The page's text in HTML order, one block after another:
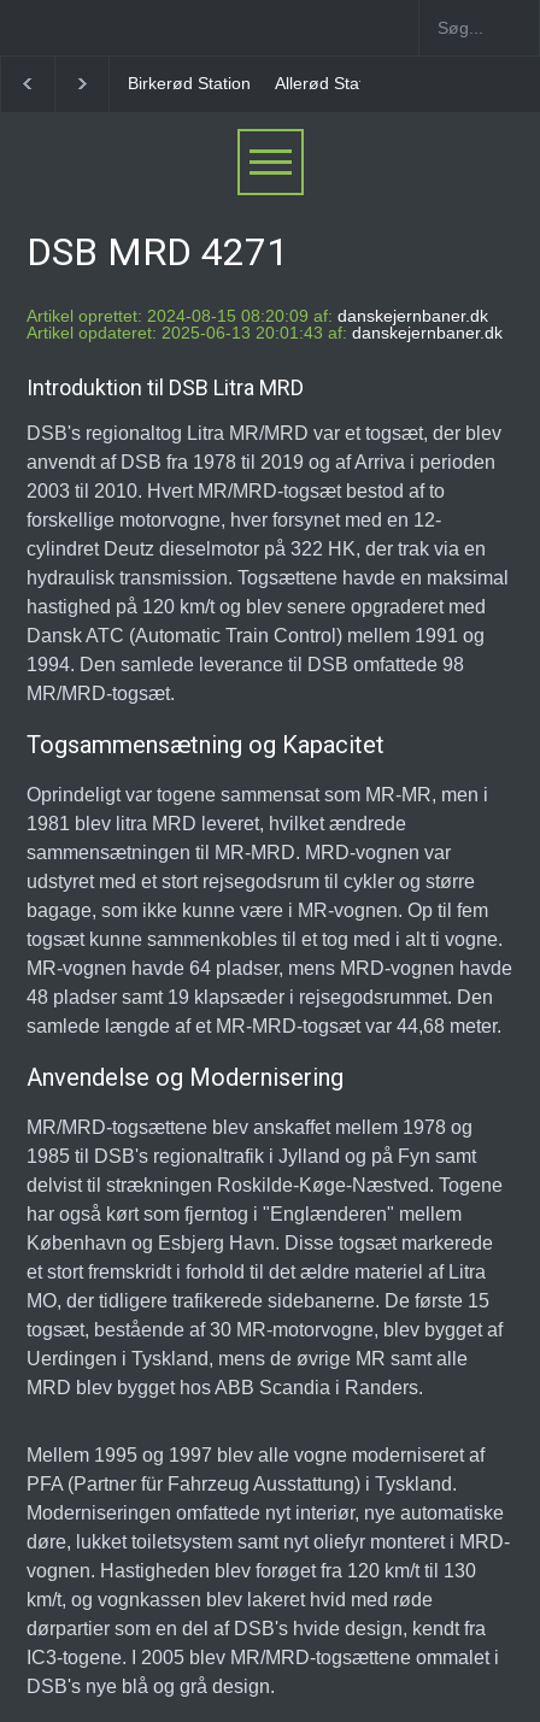
Birkerød Station Allerød Station
DSB MRD 4271
Artikel oprettet: 2024-08-15 08:20:09 af: danskejernbaner.dk
Artikel opdateret: 2025-06-13 20:01:43 af: danskejernbaner.dk
Introduktion til DSB Litra MRD
DSB's regionaltog Litra MR/MRD var et togsæt, der blev
anvendt af DSB fra 1978 til 2019 og af Arriva i perioden
2003 til 2010. Hvert MR/MRD-togsæt bestod af to
forskellige motorvogne, hver forsynet med en 12-
cylindret Deutz dieselmotor på 322 HK, der trak via en
hydraulisk transmission. Togsættene havde en maksimal
hastighed på 120 km/t og blev senere opgraderet med
Dansk ATC (Automatic Train Control) mellem 1991 og
1994. Den samlede leverance til DSB omfattede 98
MR/MRD-togsæt.
Togsammensætning og Kapacitet
Oprindeligt var togene sammensat som MR-MR, men i
1981 blev litra MRD leveret, hvilket ændrede
sammensætningen til MR-MRD. MRD-vognen var
udstyret med et stort rejsegodsrum til cykler og større
bagage, som ikke kunne være i MR-vognen. Op til fem
togsæt kunne sammenkobles til et tog med i alt ti vogne.
MR-vognen havde 64 pladser, mens MRD-vognen havde
48 pladser samt 19 klapsæder i rejsegodsrummet. Den
samlede længde af et MR-MRD-togsæt var 44,68 meter.
Anvendelse og Modernisering
MR/MRD-togsættene blev anskaffet mellem 1978 og
1985 til DSB's regionaltrafik i Jylland og på Fyn samt
delvist til strækningen Roskilde-Køge-Næstved. Togene
har også kørt som fjerntog i "Englænderen" mellem
København og Esbjerg Havn. Disse togsæt markerede
et stort fremskridt i forhold til det ældre materiel af Litra
MO, der tidligere trafikerede sidebanerne. De første 15
togsæt, bestående af 30 MR-motorvogne, blev bygget af
Uerdingen i Tyskland, mens de øvrige MR samt alle
MRD blev bygget hos ABB Scandia i Randers.
Mellem 1995 og 1997 blev alle vogne moderniseret af
PFA (Partner für Fahrzeug Ausstattung) i Tyskland.
Moderniseringen omfattede nyt interiør, nye automatiske
døre, lukket toiletsystem samt nyt oliefyr monteret i MRD-
vognen. Hastigheden blev forøget fra 120 km/t til 130
km/t, og vognkassen blev lakeret hvid med røde
dørpartier som en del af DSB's hvide design, kendt fra
IC3-togene. I 2005 blev MR/MRD-togsættene ommalet i
DSB's nye blå og grå design.